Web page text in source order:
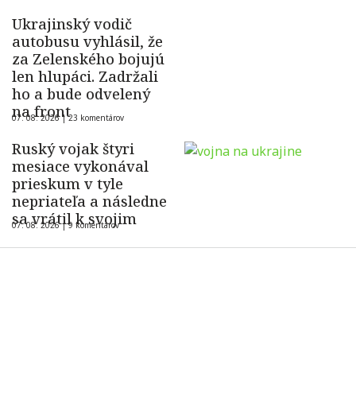
Ukrajinský vodič
autobusu vyhlásil, že
za Zelenského bojujú
len hlupáci. Zadržali
ho a bude odvelený
na front
07. 08. 2026 |23 komentárov
Ruský vojak štyri
mesiace vykonával
prieskum v tyle
nepriateľa a následne
sa vrátil k svojim
07. 08. 2026 |9 komentárov